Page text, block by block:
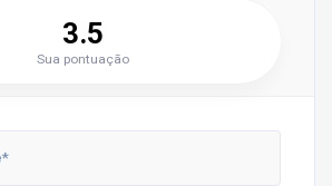
3.5
Sua pontuação